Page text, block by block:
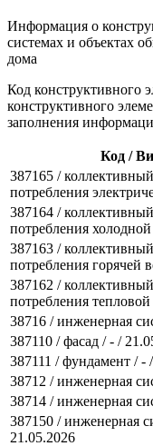
Информация о
системах и объектах
дома
Код конструктивного
конструктивного
заполнения
Код /
387165 /
потребления
387164 /
потребления
387163 /
потребления горячей
387162 /
потребления
38716 / инженерная
387110 / фасад / - /
387111 / фундамент / -
38712 / инженерная
38714 / инженерная
387150 / инженерная
21.05.2026